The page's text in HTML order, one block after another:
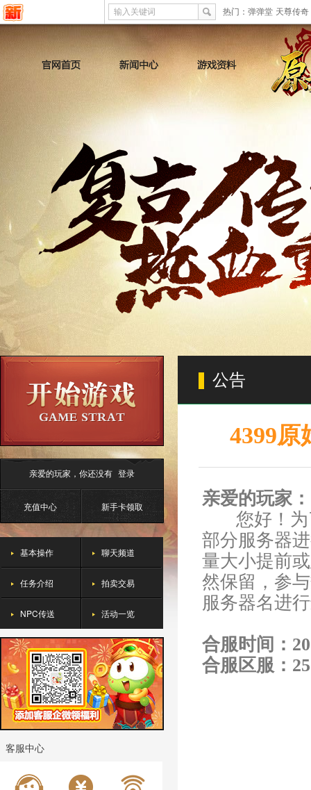
输入关键词 热门： 弹弹堂 天尊传奇
亲爱的玩家，你还没有 登录
充值中心 新手卡领取
基本操作 聊天频道
任务介绍 拍卖交易
NPC传送 活动一览
客服中心
公告
4399原
亲爱的玩家：
您好！为
部分服务器
量大小提前
然保留，参
服务器名进
合服时间：
合服区服：